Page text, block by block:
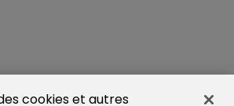
cookies et autres